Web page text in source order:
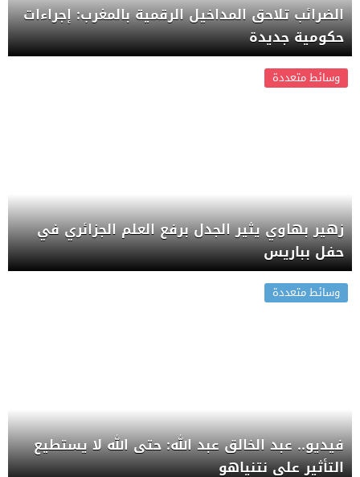
الضرائب تلاحق المداخيل الرقمية بالمغرب: إجراءات
حكومية جديدة
وسائط متعددة
زهير بهاوي يثير الجدل برفع العلم الجزائري في
حفل بباريس
وسائط متعددة
فيديو.. عبد الخالق عبد الله: حتى الله لا يستطيع
التأثير على نتنياهو